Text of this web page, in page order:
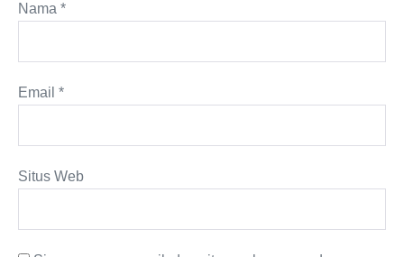
Nama *
Email *
Situs Web